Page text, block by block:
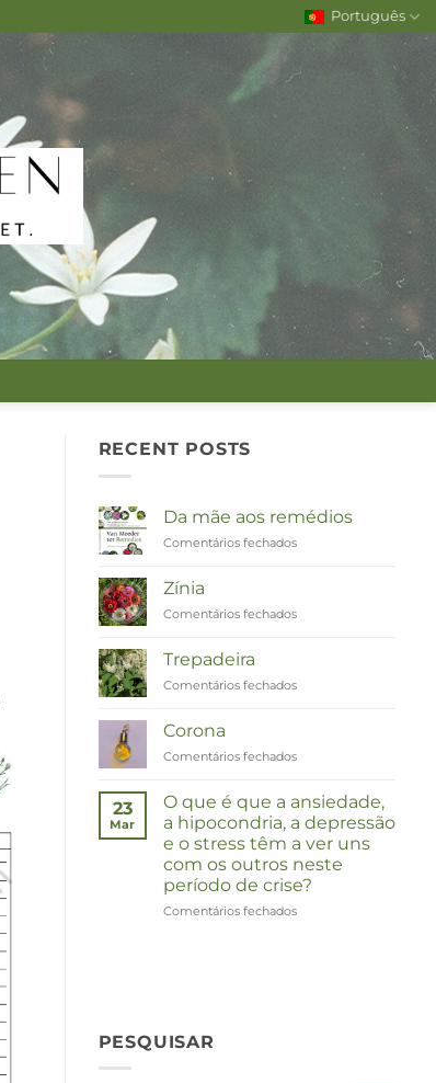
Português
RECENT POSTS
Da mãe aos remédios
Comentários fechadosem
Remedies
Zínia
Comentários fechadosem
Trepadeira
Comentários fechadosem
Corona
Comentários fechadosem
23
Mar
O que é que a ansiedade,
a hipocondria, a depressão
e o stress têm a ver uns
com os outros neste
período de crise?
Comentários fechadosem
PESQUISAR